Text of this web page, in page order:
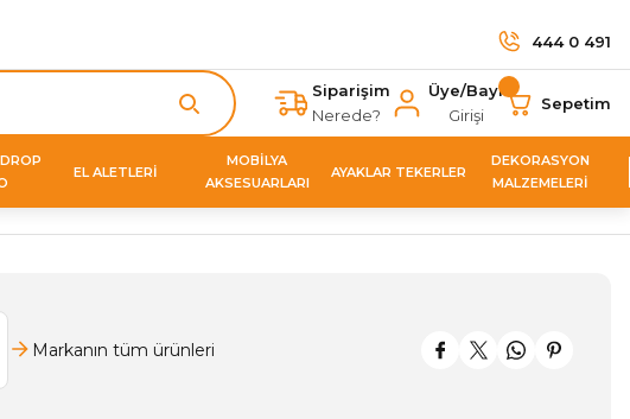
444 0 491
Siparişim
Nerede?
Üye/Bayi
Girişi
Sepetim
EL ALETLERİ
MOBİLYA
AKSESUARLARI
AYAKLAR TEKERLER
DEKORASYON
MALZEMELERİ
Markanın tüm ürünleri